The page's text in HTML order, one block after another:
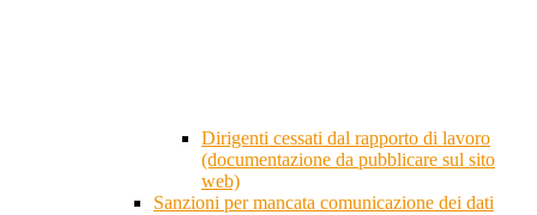
Dirigenti cessati dal rapporto di lavoro
(documentazione da pubblicare sul sito
web)
Sanzioni per mancata comunicazione dei dati